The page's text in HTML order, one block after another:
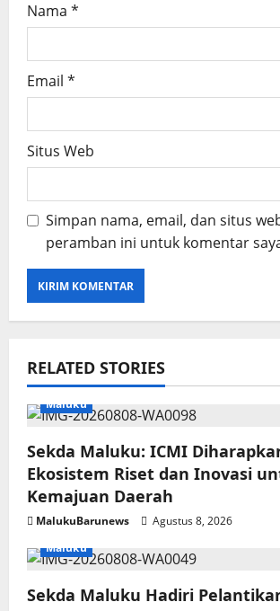
Nama *
Email *
Situs Web
Simpan nama, email, dan situs
peramban ini untuk komentar
RELATED STORIES
Maluku
Sekda Maluku: ICMI
Ekosistem Riset dan Inovasi
Kemajuan Daerah
MalukuBarunews
Agustus 8, 2026
Maluku
Sekda Maluku Hadiri